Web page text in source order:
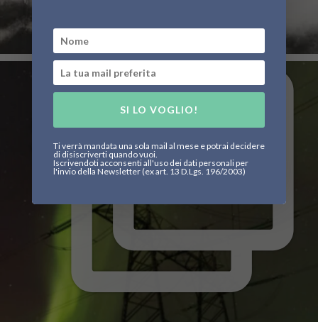
SI LO VOGLIO!
Ti verrà mandata una sola mail al mese e potrai decidere
di disiscriverti quando vuoi.
Iscrivendoti acconsenti all'uso dei dati personali per
l'invio della Newsletter (ex art. 13 D.Lgs. 196/2003)